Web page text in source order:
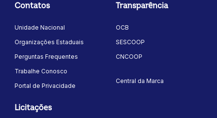
Contatos
Unidade Nacional
Organizações Estaduais
Perguntas Frequentes
Trabalhe Conosco
Portal de Privacidade
Transparência
OCB
SESCOOP
CNCOOP
Central da Marca
Licitações